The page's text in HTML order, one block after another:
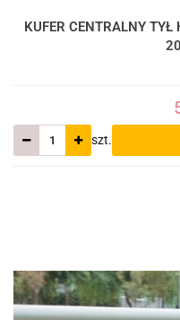
KUFER CENTRALNY
szt.